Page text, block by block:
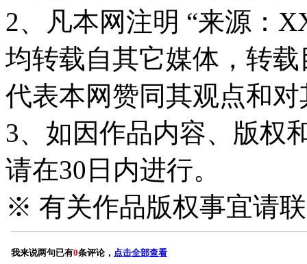
2、凡本网注明 “来源：
均转载自其它媒体，转
代表本网赞同其观点和
3、如因作品内容、版权
请在30日内进行。
※ 有关作品版权事宜请